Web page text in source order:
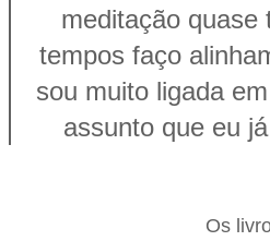
meditação quase
tempos faço
sou muito ligada
assunto que eu
Os